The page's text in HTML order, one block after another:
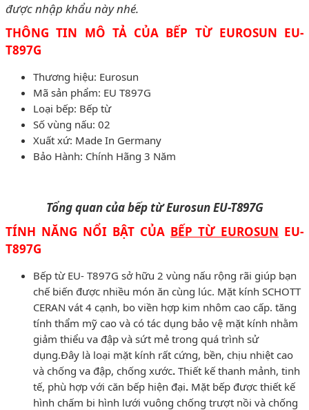
được nhập khẩu này nhé.
THÔNG TIN MÔ TẢ CỦA BẾP TỪ EUROSUN EU-
T897G
Thương hiệu: Eurosun
Mã sản phẩm: EU T897G
Loại bếp: Bếp từ
Số vùng nấu: 02
Xuất xứ: Made In Germany
Bảo Hành: Chính Hãng 3 Năm
Tổng quan của bếp từ Eurosun EU-T897G
TÍNH NĂNG NỔI BẬT CỦA BẾP TỪ EUROSUN EU-
T897G
Bếp từ EU- T897G sở hữu 2 vùng nấu rộng rãi giúp bạn
chế biến được nhiều món ăn cùng lúc. Mặt kính SCHOTT
CERAN vát 4 cạnh, bo viền hợp kim nhôm cao cấp. tăng
tính thẩm mỹ cao và có tác dụng bảo vệ mặt kính nhằm
giảm thiểu va đập và sứt mẻ trong quá trình sử
dụng.Đây là loại mặt kính rất cứng, bền, chịu nhiệt cao
và chống va đập, chống xước. Thiết kế thanh mảnh, tinh
tế, phù hợp với căn bếp hiện đại. Mặt bếp được thiết kế
hình chấm bi hình lưới vuông chống trượt nồi và chống